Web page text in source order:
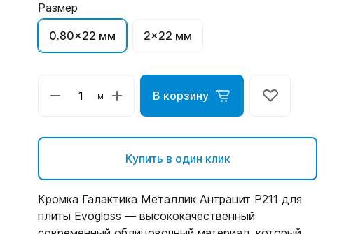
Размер
0.80x22 мм
2x22 мм
м В корзину
Купить в один клик
Кромка Галактика Металлик Антрацит P211 для
плиты Evogloss — высококачественный